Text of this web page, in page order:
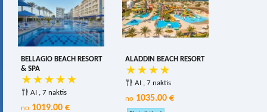
BELLAGIO BEACH RESORT
& SPA
AI , 7 naktis
no 1019.00 €
ALADDIN BEACH RESORT
AI , 7 naktis
no 1035.00 €